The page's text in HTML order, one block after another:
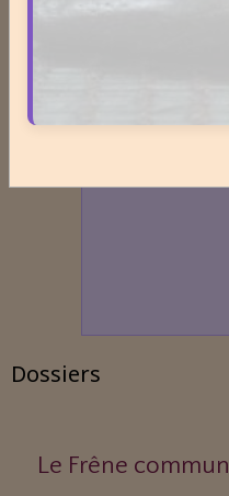
Dossiers
Le Frêne commun